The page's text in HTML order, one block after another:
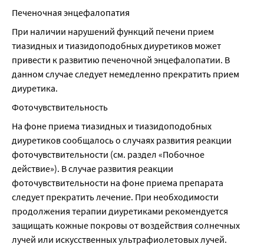
Печеночная энцефалопатия
При наличии нарушений функций печени прием
тиазидных и тиазидоподобных диуретиков может
привести к развитию печеночной энцефалопатии. В
данном случае следует немедленно прекратить прием
диуретика.
Фоточувствительность
На фоне приема тиазидных и тиазидоподобных
диуретиков сообщалось о случаях развития реакции
фоточувствительности (см. раздел «Побочное
действие»). В случае развития реакции
фоточувствительности на фоне приема препарата
следует прекратить лечение. При необходимости
продолжения терапии диуретиками рекомендуется
защищать кожные покровы от воздействия солнечных
лучей или искусственных ультрафиолетовых лучей.